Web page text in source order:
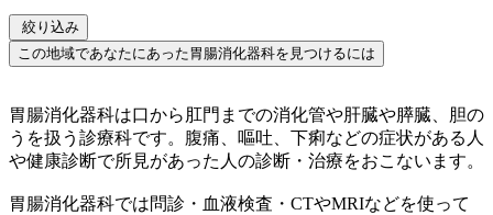
絞り込み
この地域であなたにあった胃腸消化器科を見つけるには
胃腸消化器科は口から肛門までの消化管や肝臓や膵臓、胆の
うを扱う診療科です。腹痛、嘔吐、下痢などの症状がある人
や健康診断で所見があった人の診断・治療をおこないます。
胃腸消化器科では問診・血液検査・CTやMRIなどを使って